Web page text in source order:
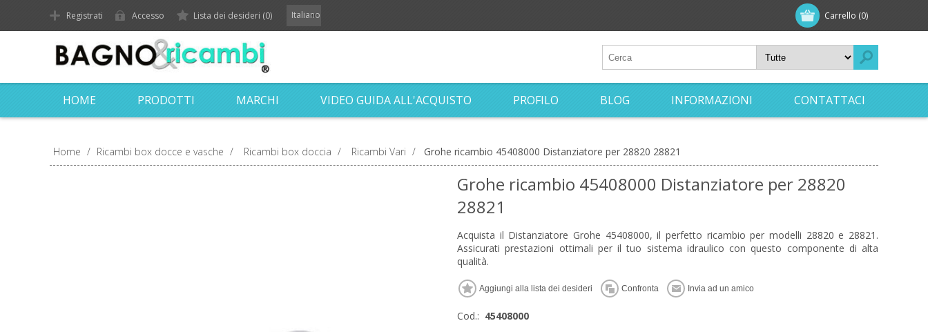
Carrello (0)
Registrati Accesso Lista dei desideri (0) Italiano
HOME PRODOTTI MARCHI VIDEO GUIDA ALL'ACQUISTO PROFILO BLOG INFORMAZIONI CONTATTACI
Home / Ricambi box docce e vasche / Ricambi box doccia / Ricambi Vari / Grohe ricambio 45408000 Distanziatore per 28820 28821
Grohe ricambio 45408000 Distanziatore per 28820
28821
Acquista il Distanziatore Grohe 45408000, il perfetto ricambio per modelli 28820 e 28821.
Assicurati prestazioni ottimali per il tuo sistema idraulico con questo componente di alta
qualità.
Cod.: 45408000